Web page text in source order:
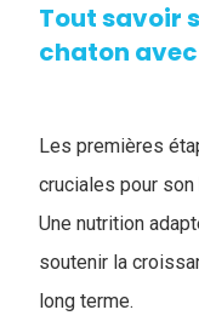
Tout savoir
chaton avec
Les premières
cruciales pour
Une nutrition
soutenir la
long terme.